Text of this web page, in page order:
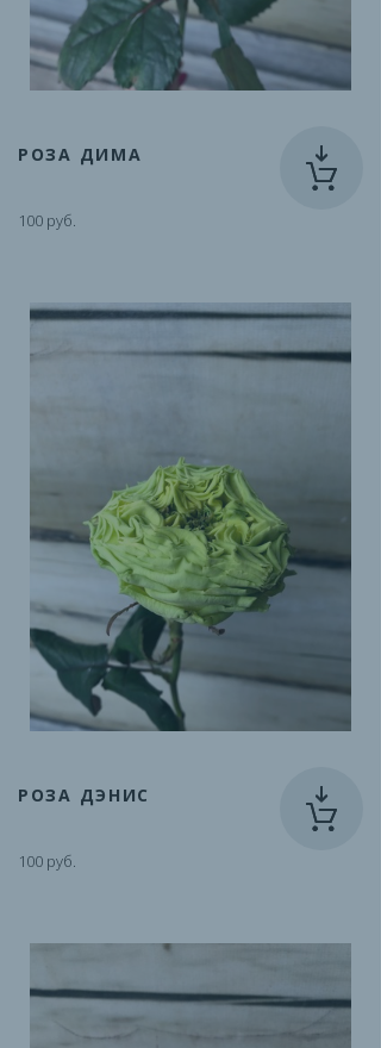
РОЗА ДИМА
100 руб.
РОЗА ДЭНИС
100 руб.